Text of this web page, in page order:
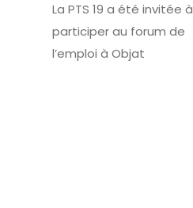
La PTS 19 a été invitée à
participer au forum de
l’emploi à Objat